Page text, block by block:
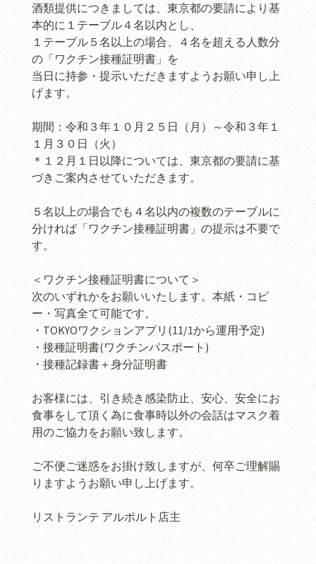
酒類提供につきましては、東京都の要請により基
本的に１テーブル４名以内とし、
１テーブル５名以上の場合、４名を超える人数分
の「ワクチン接種証明書」を
当日に持参・提示いただきますようお願い申し上
げます。
期間：令和３年１０月２５日（月）～令和３年１
１月３０日（火）
＊１２月１日以降については、東京都の要請に基
づきご案内させていただきます。
５名以上の場合でも４名以内の複数のテーブルに
分ければ「ワクチン接種証明書」の提示は不要で
す。
＜ワクチン接種証明書について＞
次のいずれかをお願いいたします。本紙・コピ
ー・写真全て可能です。
・TOKYOワクションアプリ(11/1から運用予定)
・接種証明書(ワクチンパスポート)
・接種記録書＋身分証明書
お客様には、引き続き感染防止、安心、安全にお
食事をして頂く為に食事時以外の会話はマスク着
用のご協力をお願い致します。
ご不便ご迷惑をお掛け致しますが、何卒ご理解賜
りますようお願い申し上げます。
リストランテ アルポルト店主